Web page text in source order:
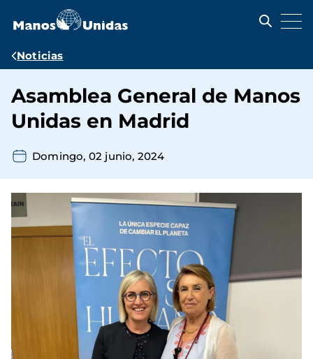
contenido
Ruta
navegación
Noticias
Asamblea General de Manos
Unidas en Madrid
Domingo, 02 junio, 2024